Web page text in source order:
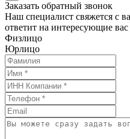
Заказать обратный звонок
Наш специалист свяжется с
ответит на интересующие
Физлицо
Юрлицо